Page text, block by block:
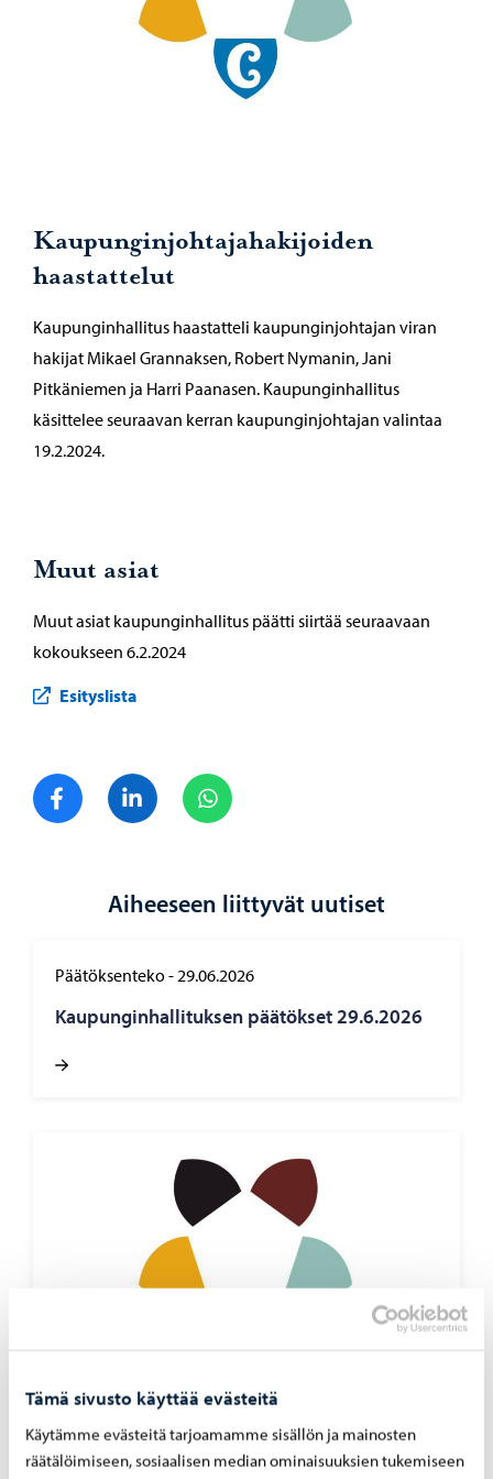
Tämä sivusto käyttää evästeitä
Käytämme evästeitä tarjoamamme sisällön ja mainosten
räätälöimiseen, sosiaalisen median ominaisuuksien tukemiseen
Kaupunginjohtajahakijoiden
haastattelut
Kaupunginhallitus haastatteli kaupunginjohtajan viran
hakijat Mikael Grannaksen, Robert Nymanin, Jani
Pitkäniemen ja Harri Paanasen. Kaupunginhallitus
käsittelee seuraavan kerran kaupunginjohtajan valintaa
19.2.2024.
Muut asiat
Muut asiat kaupunginhallitus päätti siirtää seuraavaan
kokoukseen 6.2.2024
Esityslista
Jaa FacebookJaa LinkedIn
Aiheeseen liittyvät uutiset
Päätöksenteko-29.06.2026
Kau­pun­gin­hal­li­tuk­sen pää­tök­set 29.6.2026
Kaupunki tiedottaa -23.06.2026
Kau­pun­ki­ke­hi­tys­lau­ta­kun­nan pää­tök­set
23.6.2026